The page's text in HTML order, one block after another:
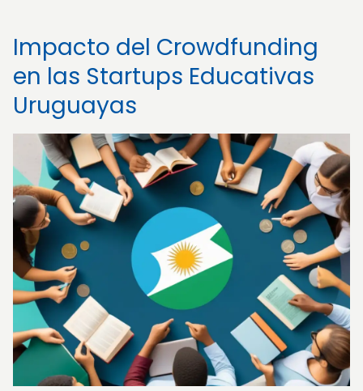
Impacto del Crowdfunding
en las Startups Educativas
Uruguayas